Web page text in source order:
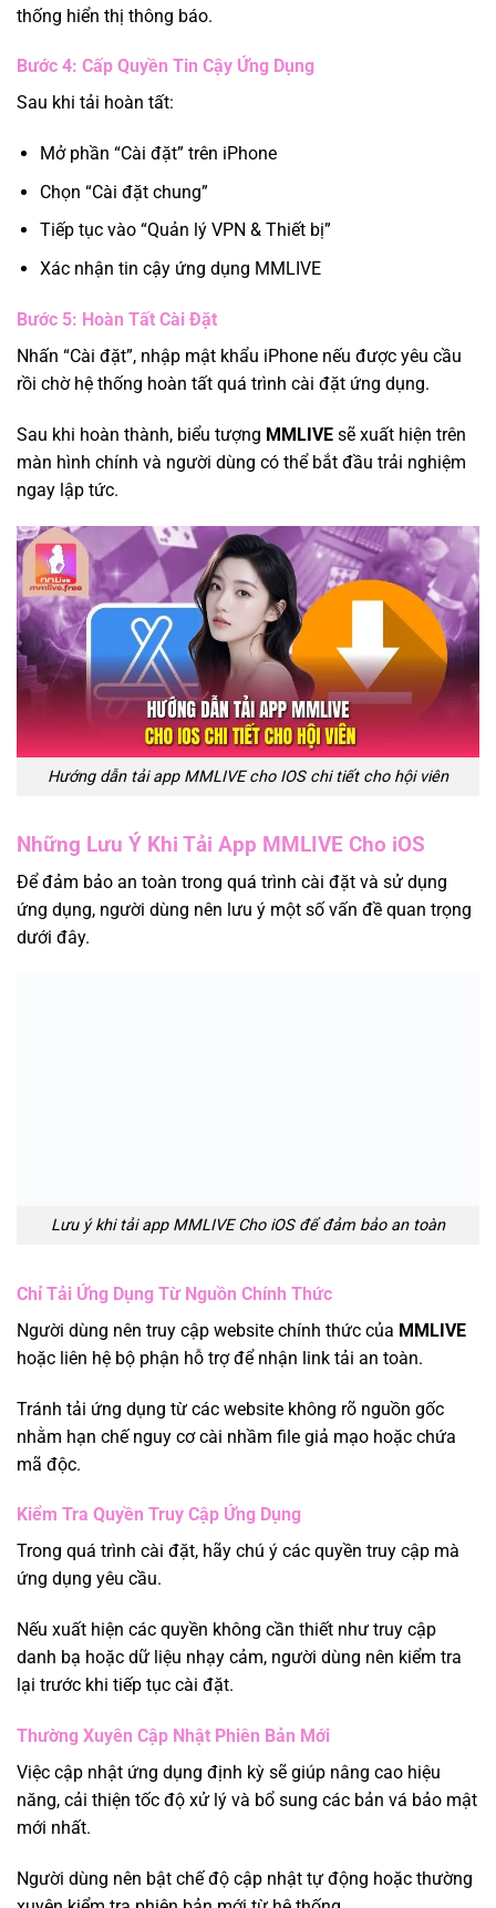
thống hiển thị thông báo.
Bước 4: Cấp Quyền Tin Cậy Ứng Dụng
Sau khi tải hoàn tất:
Mở phần “Cài đặt” trên iPhone
Chọn “Cài đặt chung”
Tiếp tục vào “Quản lý VPN & Thiết bị”
Xác nhận tin cậy ứng dụng MMLIVE
Bước 5: Hoàn Tất Cài Đặt
Nhấn “Cài đặt”, nhập mật khẩu iPhone nếu được yêu cầu
rồi chờ hệ thống hoàn tất quá trình cài đặt ứng dụng.
Sau khi hoàn thành, biểu tượng MMLIVE sẽ xuất hiện trên
màn hình chính và người dùng có thể bắt đầu trải nghiệm
ngay lập tức.
Hướng dẫn tải app MMLIVE cho IOS chi tiết cho hội viên
Những Lưu Ý Khi Tải App MMLIVE Cho iOS
Để đảm bảo an toàn trong quá trình cài đặt và sử dụng
ứng dụng, người dùng nên lưu ý một số vấn đề quan trọng
dưới đây.
Lưu ý khi tải app MMLIVE Cho iOS để đảm bảo an toàn
Chỉ Tải Ứng Dụng Từ Nguồn Chính Thức
Người dùng nên truy cập website chính thức của MMLIVE
hoặc liên hệ bộ phận hỗ trợ để nhận link tải an toàn.
Tránh tải ứng dụng từ các website không rõ nguồn gốc
nhằm hạn chế nguy cơ cài nhầm file giả mạo hoặc chứa
mã độc.
Kiểm Tra Quyền Truy Cập Ứng Dụng
Trong quá trình cài đặt, hãy chú ý các quyền truy cập mà
ứng dụng yêu cầu.
Nếu xuất hiện các quyền không cần thiết như truy cập
danh bạ hoặc dữ liệu nhạy cảm, người dùng nên kiểm tra
lại trước khi tiếp tục cài đặt.
Thường Xuyên Cập Nhật Phiên Bản Mới
Việc cập nhật ứng dụng định kỳ sẽ giúp nâng cao hiệu
năng, cải thiện tốc độ xử lý và bổ sung các bản vá bảo mật
mới nhất.
Người dùng nên bật chế độ cập nhật tự động hoặc thường